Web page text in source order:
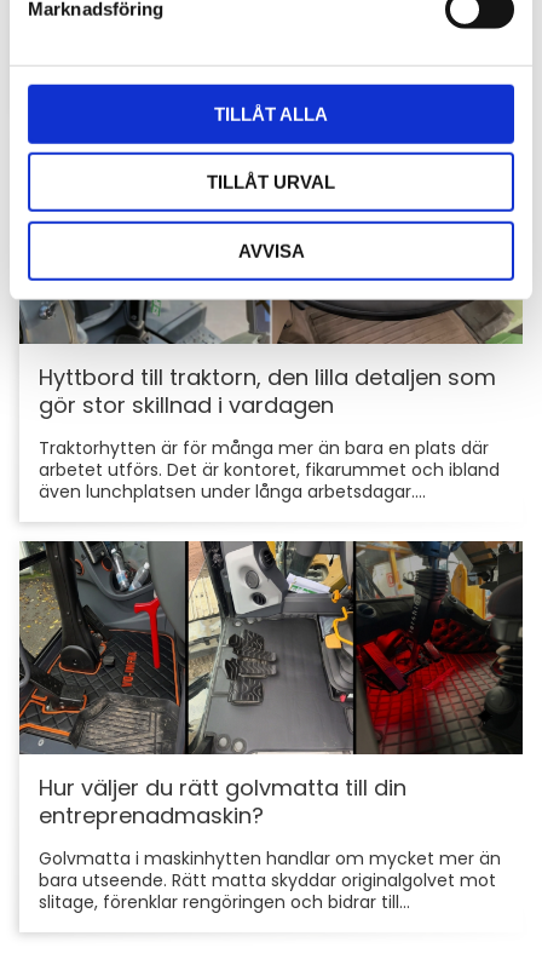
Marknadsföring
TILLÅT ALLA
TILLÅT URVAL
AVVISA
För entreprenörer är maskinerna hjärtat i
mot stölder och skador som kan orsaka kostsamma
avbrott....
Hyttbord till traktorn, den lilla detaljen som
gör stor skillnad i vardagen
Traktorhytten är för många mer än bara en plats där
arbetet utförs. Det är kontoret, fikarummet och ibland
även lunchplatsen under långa arbetsdagar....
Hur väljer du rätt golvmatta till din
entreprenadmaskin?
Golvmatta i maskinhytten handlar om mycket mer än
bara utseende. Rätt matta skyddar originalgolvet mot
slitage, förenklar rengöringen och bidrar till...